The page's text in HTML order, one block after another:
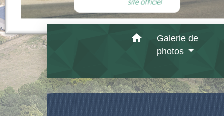
home
Galerie de
photos